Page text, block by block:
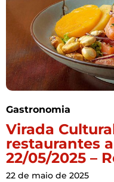
Gastronomia
Virada
restaurantes
22/05/2025 –
22 de maio de 2025